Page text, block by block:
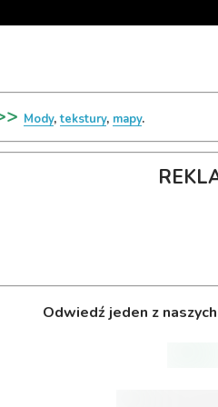
Mody,tekstury, mapy.
Odwiedź jeden z